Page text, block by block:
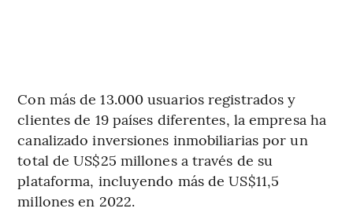
Con más de 13.000 usuarios registrados y
clientes de 19 países diferentes, la empresa ha
canalizado inversiones inmobiliarias por un
total de US$25 millones a través de su
plataforma, incluyendo más de US$11,5
millones en 2022.